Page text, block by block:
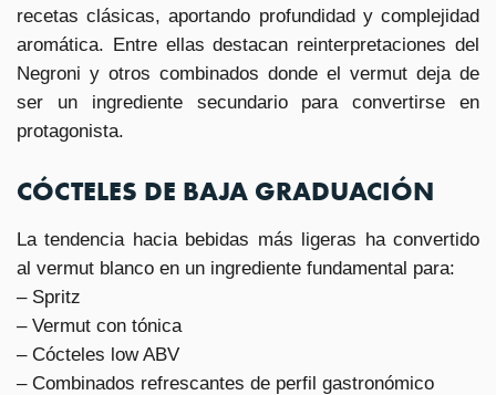
recetas clásicas, aportando profundidad y complejidad
aromática. Entre ellas destacan reinterpretaciones del
Negroni y otros combinados donde el vermut deja de
ser un ingrediente secundario para convertirse en
protagonista.
CÓCTELES DE BAJA GRADUACIÓN
La tendencia hacia bebidas más ligeras ha convertido
al vermut blanco en un ingrediente fundamental para:
– Spritz
– Vermut con tónica
– Cócteles low ABV
– Combinados refrescantes de perfil gastronómico